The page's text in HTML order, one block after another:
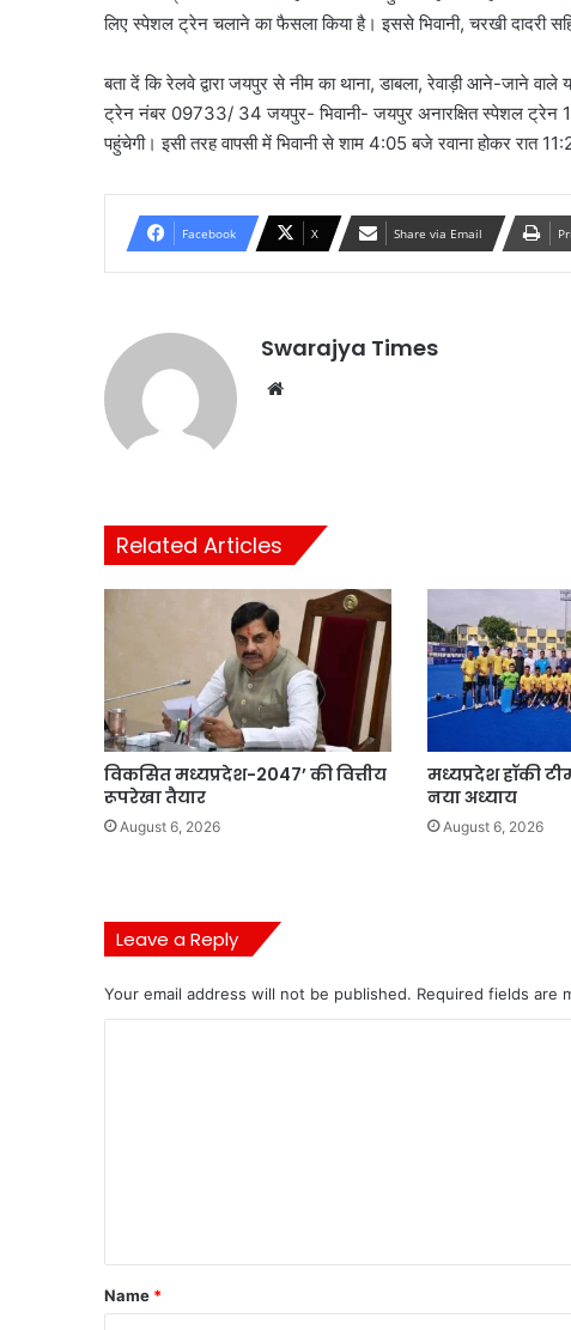
लिए स्पेशल ट्रेन चलाने का फैसला किया है। इससे भिवानी, चरखी दादरी
बता दें कि रेलवे द्वारा जयपुर से नीम का थाना, डाबला, रेवाड़ी आने-जाने
ट्रेन नंबर 09733/ 34 जयपुर- भिवानी- जयपुर अनारक्षित स्पेशल ट्रेन
पहुंचेगी। इसी तरह वापसी में भिवानी से शाम 4:05 बजे रवाना होकर रात
Facebook X Share via Email
Swarajya Times
Related Articles
विकसित मध्यप्रदेश-2047’ की वित्तीय
रूपरेखा तैयार
August 6, 2026
मध्यप्रदेश हॉकी
नया अध्याय
August 6, 2026
Leave a Reply
Your email address will not be published. Required fields are
*
Name *